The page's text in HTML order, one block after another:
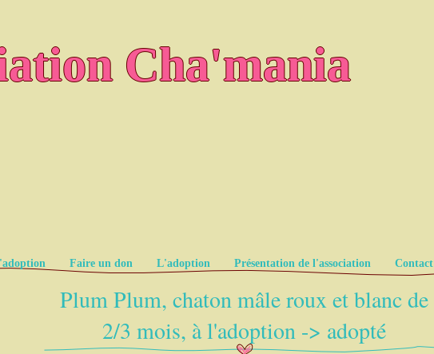
Cha'mania
Faire un don L'adoption Présentation de l'association Contact
Plum Plum, chaton mâle roux et blanc de
2/3 mois, à l'adoption -> adopté